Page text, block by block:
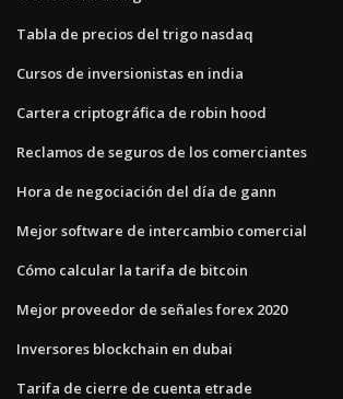
Tabla de precios del trigo nasdaq
Cursos de inversionistas en india
Cartera criptográfica de robin hood
Reclamos de seguros de los comerciantes
Hora de negociación del día de gann
Mejor software de intercambio comercial
Cómo calcular la tarifa de bitcoin
Mejor proveedor de señales forex 2020
Inversores blockchain en dubai
Tarifa de cierre de cuenta etrade